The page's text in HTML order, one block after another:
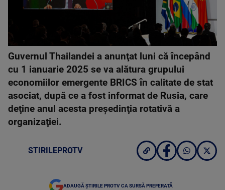
Guvernul Thailandei a anunţat luni că începând
cu 1 ianuarie 2025 se va alătura grupului
economiilor emergente BRICS în calitate de stat
asociat, după ce a fost informat de Rusia, care
deţine anul acesta preşedinţia rotativă a
organizaţiei.
STIRILEPROTV
ADAUGĂ ȘTIRILE PROTV CA SURSĂ PREFERATĂ